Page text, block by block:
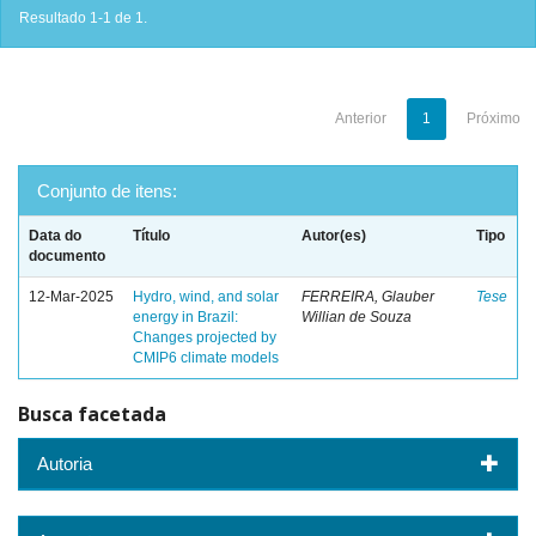
Resultado 1-1 de 1.
Anterior 1 Próximo
Conjunto de itens:
Data do
documento
Título Autor(es) Tipo
12-Mar-2025
Hydro, wind, and solar
energy in Brazil:
Changes projected by
CMIP6 climate models
FERREIRA, Glauber
Willian de Souza
Tese
Busca facetada
Autoria